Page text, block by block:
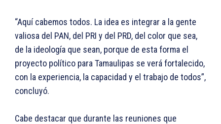
“Aquí cabemos todos. La idea es integrar a la gente
valiosa del PAN, del PRI y del PRD, del color que sea,
de la ideología que sean, porque de esta forma el
proyecto político para Tamaulipas se verá fortalecido,
con la experiencia, la capacidad y el trabajo de todos”,
concluyó.
Cabe destacar que durante las reuniones que